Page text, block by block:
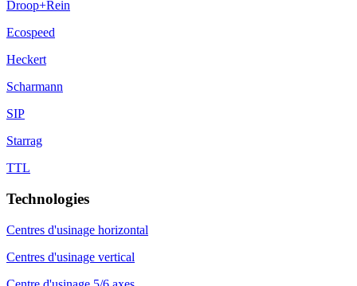
Droop+Rein
Ecospeed
Heckert
Scharmann
SIP
Starrag
TTL
Technologies
Centres d'usinage horizontal
Centres d'usinage vertical